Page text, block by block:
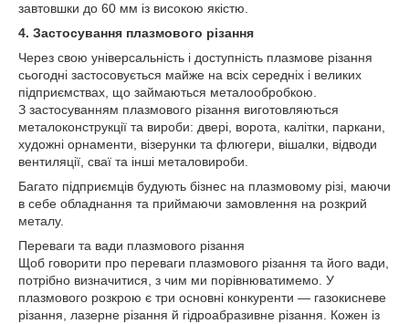
завтовшки до 60 мм із високою якістю.
4. Застосування плазмового різання
Через свою універсальність і доступність плазмове різання
сьогодні застосовується майже на всіх середніх і великих
підприємствах, що займаються металообробкою.
З застосуванням плазмового різання виготовляються
металоконструкції та вироби: двері, ворота, калітки, паркани,
художні орнаменти, візерунки та флюгери, вішалки, відводи
вентиляції, сваї та інші металовироби.
Багато підприємців будують бізнес на плазмовому різі, маючи
в себе обладнання та приймаючи замовлення на розкрий
металу.
Переваги та вади плазмового різання
Щоб говорити про переваги плазмового різання та його вади,
потрібно визначитися, з чим ми порівнюватимемо. У
плазмового розкрою є три основні конкуренти — газокисневе
різання, лазерне різання й гідроабразивне різання. Кожен із